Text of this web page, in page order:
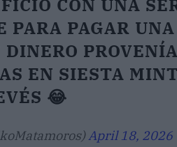
CON UNA
PARA PAGAR UNA
EN SIESTA
😂
April 18, 2026